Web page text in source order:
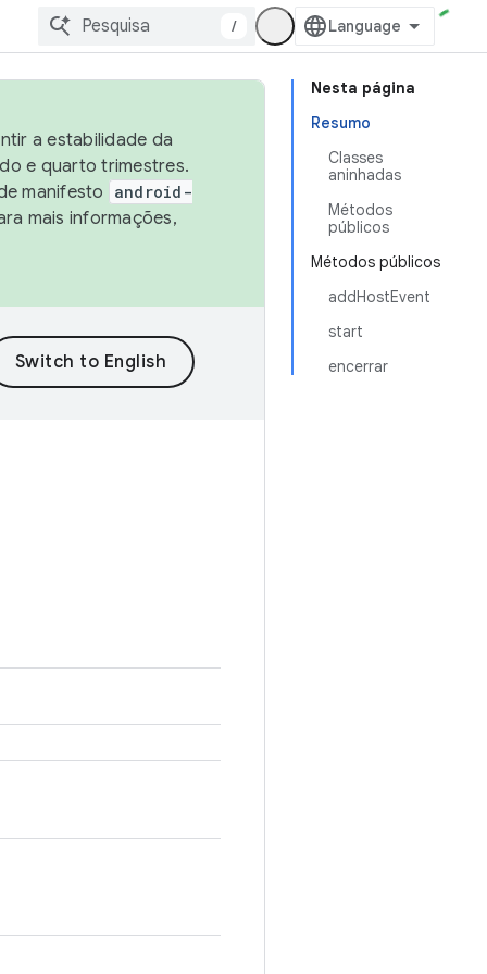
/
Nesta página
Resumo
Classes
aninhadas
Métodos
públicos
Métodos públicos
addHostEvent
start
encerrar
a estabilidade da
e quarto trimestres.
manifesto
android-
mais informações,